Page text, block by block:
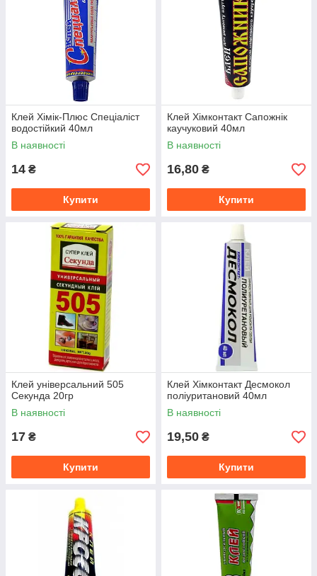
Клей Хімік-Плюс Спеціаліст
водостійкий 40мл
В наявності
14 ₴
Купити
Клей Хімконтакт Сапожнік
каучуковий 40мл
В наявності
16,80 ₴
Купити
Клей універсальний 505
Секунда 20гр
В наявності
17 ₴
Купити
Клей Хімконтакт Десмокол
поліуритановий 40мл
В наявності
19,50 ₴
Купити